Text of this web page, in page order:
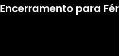
Encerramento para